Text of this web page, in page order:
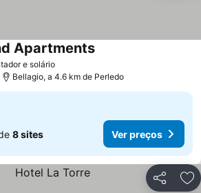
e solário
Apartments
Bellagio, a 4.6 km de Perledo
8 sites Ver preços
Partilhar